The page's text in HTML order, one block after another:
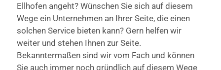
Ellhofen angeht? Wünschen Sie sich auf diesem
Wege ein Unternehmen an Ihrer Seite, die einen
solchen Service bieten kann? Gern helfen wir
weiter und stehen Ihnen zur Seite.
Bekanntermaßen sind wir vom Fach und können
Sie auch immer noch gründlich auf diesem Wege